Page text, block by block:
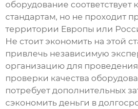
оборудование соответствует
стандартам, но не проходит
территории Европы или
Не стоит экономить на этой
привлечь независимую
организацию для проведения
проверки качества
потребует дополнительных
сэкономить деньги в